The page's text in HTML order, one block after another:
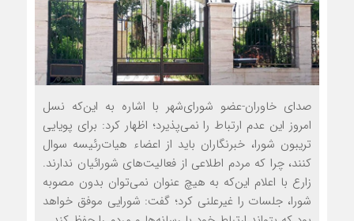
صدای خاوران-عضو شورای‌شهر با اشاره به این‌که نسل
امروز این عدم ارتباط را نمی‌پذیرد؛ اظهار کرد: برای پویایی
تریبون شورا، خبرنگاران باید از اعضاء هیات‌رئیسه سوال
کنند، چرا که مردم اطلاعی از فعالیت‌های شورائیان ندارند.
زارع با اعلام این‌که به هیچ عنوان نمی‌توان بدون مصوبه
شورا، جلسات را غیرعلنی کرد؛ گفت: شورایی موفق خواهد